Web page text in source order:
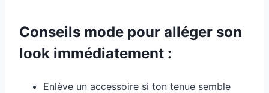
Conseils mode pour alléger son
look immédiatement :
Enlève un accessoire si ton tenue semble